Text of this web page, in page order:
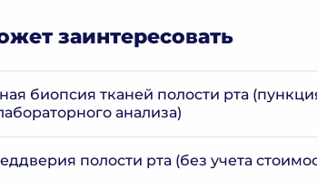
заинтересовать
биопсия тканей полости рта
анализа)
полости рта (без учета